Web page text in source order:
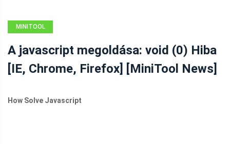
MINITOOL
A javascript megoldása: void (0) Hiba
[IE, Chrome, Firefox] [MiniTool News]
How Solve Javascript